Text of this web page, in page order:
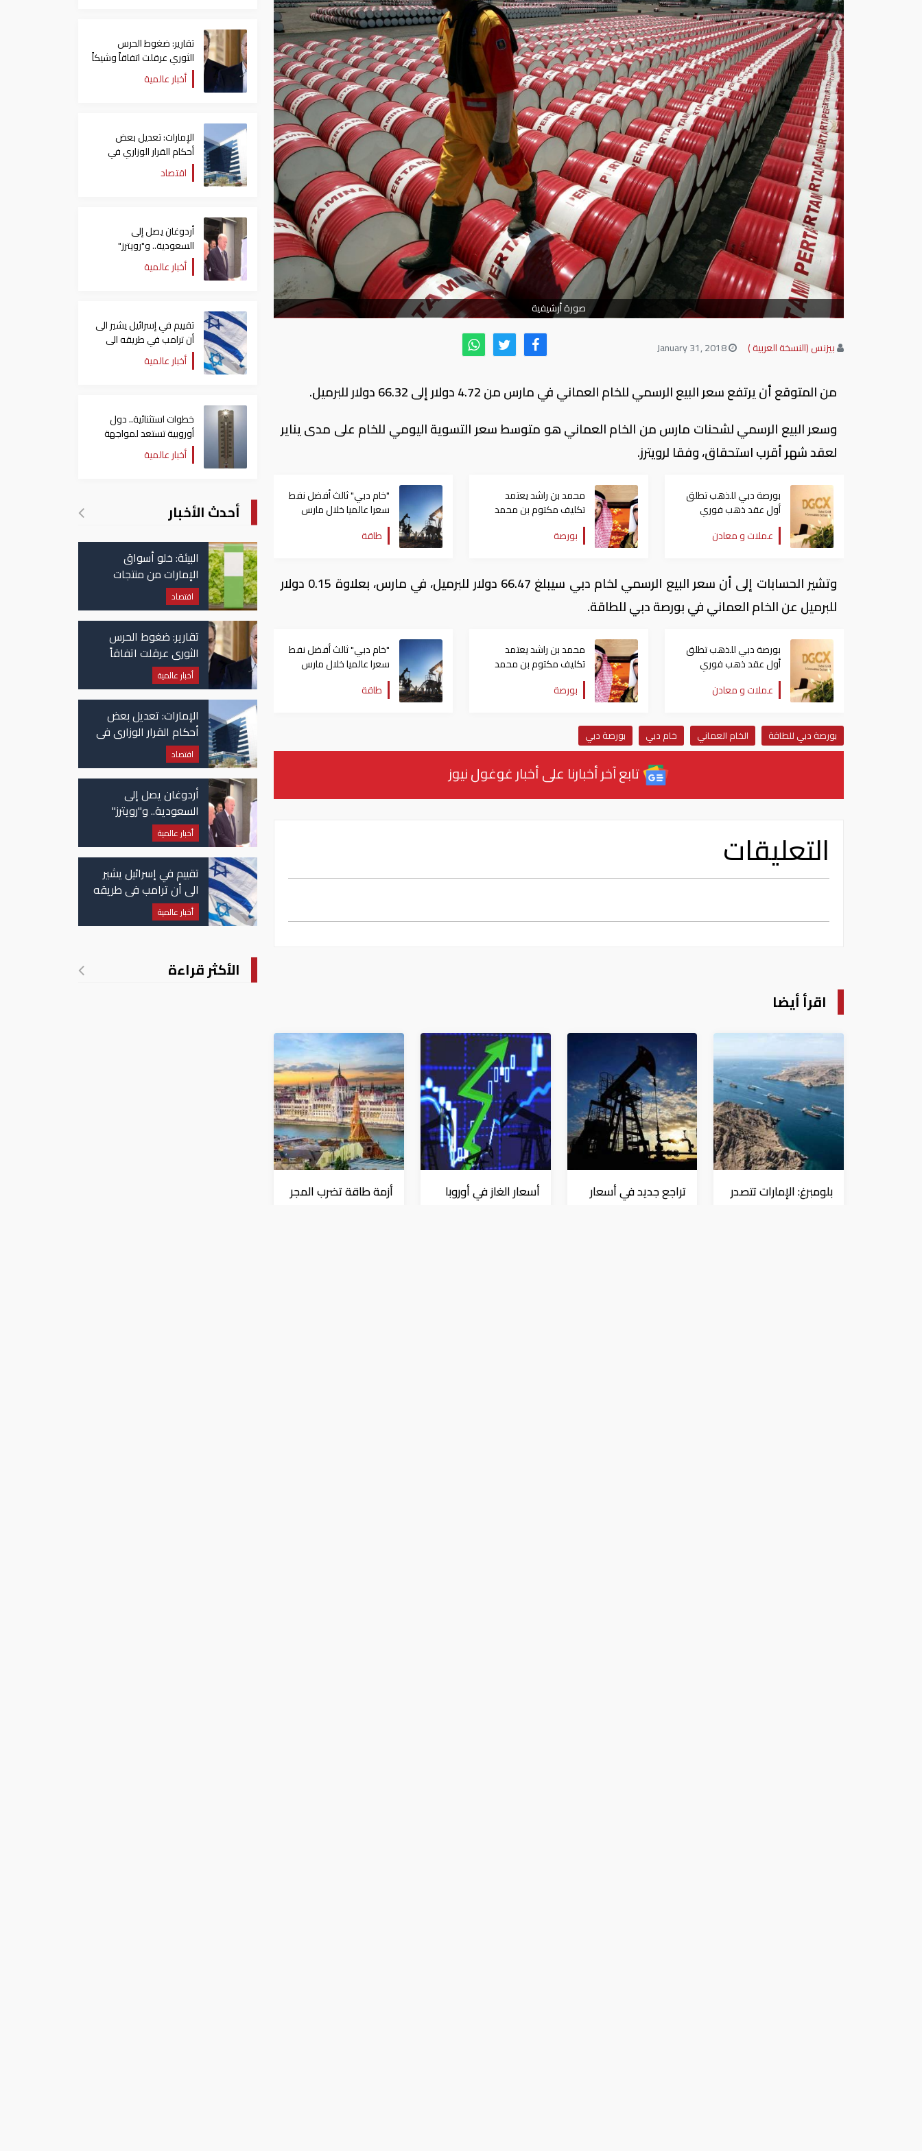
صورة أرشيفية
بيزنس (النسخة العربية )
من المتوقع أن يرتفع سعر البيع الرسمي للخام العماني في مارس من 4.72 دولار إلى 66.32 دولار للبرميل.
وسعر البيع الرسمي لشحنات مارس من الخام العماني هو متوسط سعر التسوية اليومي للخام على مدى يناير
لعقد شهر أقرب استحقاق، وفقا لرويترز.
بورصة دبي للذهب تطلق
أول عقد ذهب فوري
يونيو
عملات و معادن
محمد بن راشد يعتمد
تكليف مكتوم بن محمد
بالإشراف على تطوير بورصة
دبي
بورصة
"خام دبي" ثالث أفضل نفط
سعرا عالميا خلال مارس
من خارج سلة أوبك
طاقة
وتشير الحسابات إلى أن سعر البيع الرسمي لخام دبي سيبلغ 66.47 دولار للبرميل، في مارس، بعلاوة 0.15 دولار
للبرميل عن الخام العماني في بورصة دبي للطاقة.
بورصة دبي للذهب تطلق
أول عقد ذهب فوري
يونيو
عملات و معادن
محمد بن راشد يعتمد
تكليف مكتوم بن محمد
بالإشراف على تطوير بورصة
دبي
بورصة
"خام دبي" ثالث أفضل نفط
سعرا عالميا خلال مارس
من خارج سلة أوبك
طاقة
بورصة دبي للطاقة الخام العماني خام دبي بورصة دبي
تابع آخر أخبارنا على أخبار غوغول نيوز
التعليقات
اقرأ أيضا
بلومبرغ: الإمارات تتصدر
تراجع جديد في أسعار
أسعار الغاز في أوروبا
أزمة طاقة تضرب المجر
تقارير: ضغوط الحرس
الثوري عرقلت اتفاقاً وشيكاً
حول هرمز
أخبار عالمية
الإمارات: تعديل بعض
أحكام القرار الوزاري في
شأن الضريبة على الشركات
والأعمال
اقتصاد
أردوغان يصل إلى
السعودية.. و"رويترز"
تكشف تفاصيل الاتفاق
المرتقب
أخبار عالمية
تقييم في إسرائيل يشير الى
أن ترامب في طريقه الى
إبرام اتفاق مع إيران
أخبار عالمية
خطوات استثنائية.. دول
أوروبية تستعد لمواجهة
موجة حر غير مسبوقة
أخبار عالمية
أحدث الأخبار
البيئة: خلو أسواق
الإمارات من منتجات
الخس المرتبطة بتفشي
داء السيكلوسبورا
اقتصاد
تقارير: ضغوط الحرس
الثوري عرقلت اتفاقاً
وشيكاً حول هرمز
أخبار عالمية
الإمارات: تعديل بعض
أحكام القرار الوزاري في
شأن الضريبة على
الشركات والأعمال
اقتصاد
أردوغان يصل إلى
السعودية.. و"رويترز"
تكشف تفاصيل الاتفاق
المرتقب
أخبار عالمية
تقييم في إسرائيل يشير
الى أن ترامب في طريقه
الى إبرام اتفاق مع إيران
أخبار عالمية
الأكثر قراءة